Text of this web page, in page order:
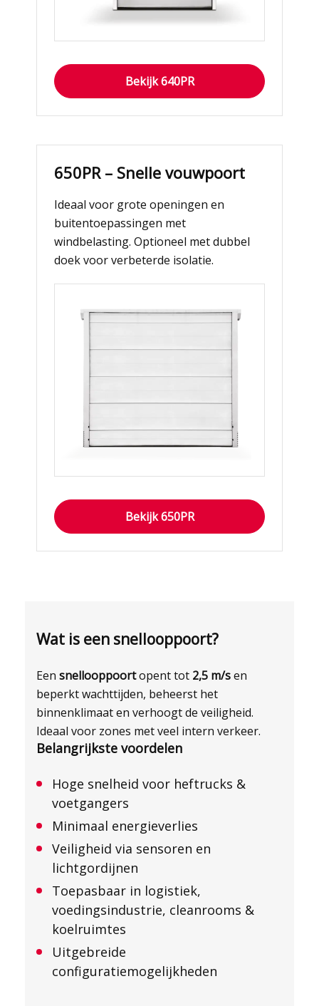
Bekijk 640PR
650PR – Snelle vouwpoort
Ideaal voor grote openingen en
buitentoepassingen met
windbelasting. Optioneel met dubbel
doek voor verbeterde isolatie.
Bekijk 650PR
Wat is een snellooppoort?
Een snellooppoortopent tot 2,5 m/sen
beperkt wachttijden, beheerst het
binnenklimaat en verhoogt de veiligheid.
Ideaal voor zones met veel intern verkeer.
Belangrijkste voordelen
Hoge snelheid voor heftrucks &
voetgangers
Minimaal energieverlies
Veiligheid via sensoren en
lichtgordijnen
Toepasbaar in logistiek,
voedingsindustrie, cleanrooms &
koelruimtes
Uitgebreide
configuratiemogelijkheden